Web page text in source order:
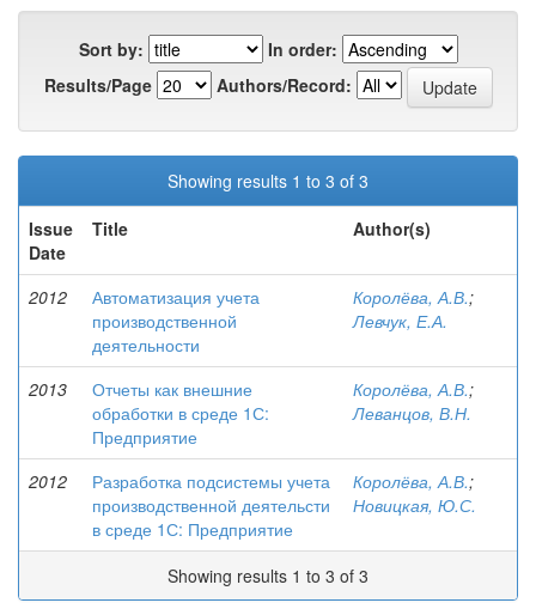
Sort by:
In order:
Results/Page
Authors/Record:
Showing results 1 to 3 of 3
Issue
Date
Title Author(s)
2012
Автоматизация учета
производственной
деятельности
Королёва, А.В.;
Левчук, Е.А.
2013
Отчеты как внешние
обработки в среде 1С:
Предприятие
Королёва, А.В.;
Леванцов, В.Н.
2012
Разработка подсистемы учета
производственной деятельсти
в среде 1С: Предприятие
Королёва, А.В.;
Новицкая, Ю.С.
Showing results 1 to 3 of 3